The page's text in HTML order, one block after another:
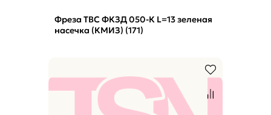
Фреза ТВС ФКЗД 050-К L=13 зеленая
насечка (КМИЗ) (171)